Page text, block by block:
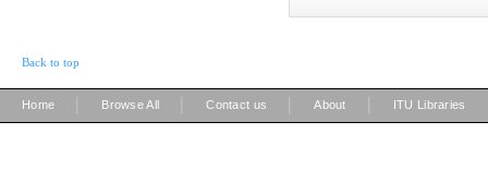
Back to top
Home Browse All Contact us About ITU Libraries